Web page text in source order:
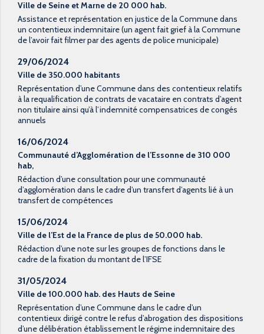
Ville de Seine et Marne de 20 000 hab.
Assistance et représentation en justice de la Commune dans
un contentieux indemnitaire (un agent fait grief à la Commune
de l’avoir fait filmer par des agents de police municipale)
29/06/2024
Ville de 350.000 habitants
Représentation d’une Commune dans des contentieux relatifs
à la requalification de contrats de vacataire en contrats d’agent
non titulaire ainsi qu’à l’indemnité compensatrices de congés
annuels
16/06/2024
Communauté d’Agglomération de l’Essonne de 310 000
hab,
Rédaction d’une consultation pour une communauté
d’agglomération dans le cadre d’un transfert d’agents lié à un
transfert de compétences
15/06/2024
Ville de l’Est de la France de plus de 50.000 hab.
Rédaction d’une note sur les groupes de fonctions dans le
cadre de la fixation du montant de l’IFSE
31/05/2024
Ville de 100.000 hab. des Hauts de Seine
Représentation d’une Commune dans le cadre d’un
contentieux dirigé contre le refus d’abrogation des dispositions
d’une délibération établissement le régime indemnitaire des